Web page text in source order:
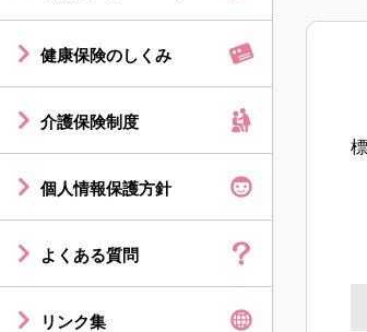
健康保険のしくみ
介護保険制度
個人情報保護方針
よくある質問
リンク集